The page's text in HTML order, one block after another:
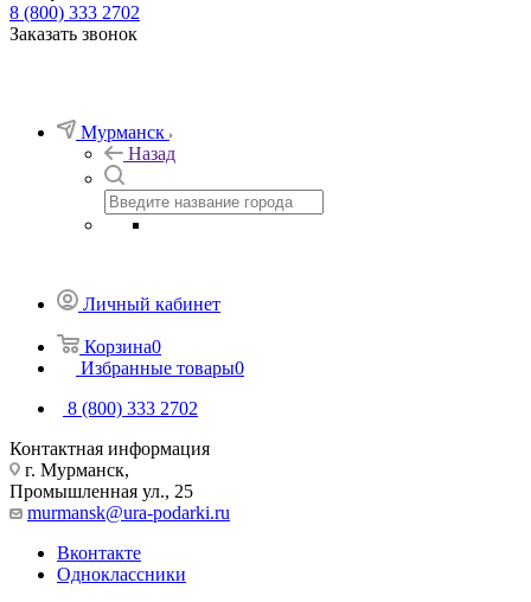
8 (800) 333 2702
Заказать звонок
Мурманск
Назад
Личный кабинет
Корзина0
Избранные товары0
8 (800) 333 2702
Контактная информация
г. Мурманск,
Промышленная ул., 25
murmansk@ura-podarki.ru
Вконтакте
Одноклассники